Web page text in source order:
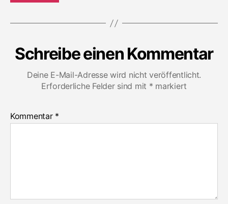
Schreibe einen Kommentar
Deine E-Mail-Adresse wird nicht veröffentlicht.
Erforderliche Felder sind mit * markiert
Kommentar *